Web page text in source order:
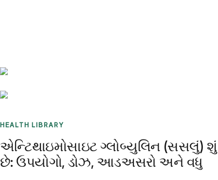
HEALTH LIBRARY
એન્ટિથાઇમોસાઇટ ગ્લોબ્યુલિન (સસલું) શું
છે: ઉપયોગો, ડોઝ, આડઅસરો અને વધુ